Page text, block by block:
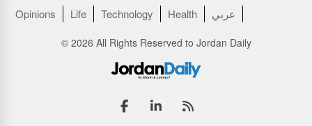
Opinions
Life Technology Health عربي
© 2026 All Rights Reserved to Jordan Daily